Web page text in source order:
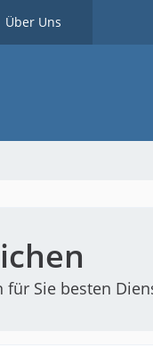
Über Uns
für Sie besten